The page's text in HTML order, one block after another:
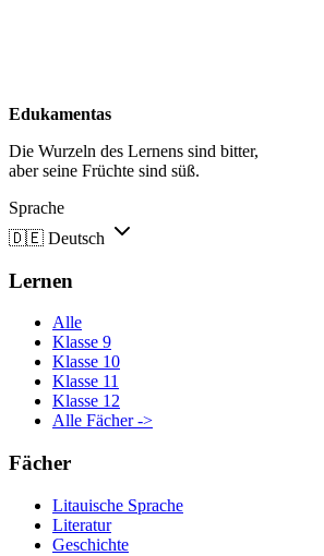
Edukamentas
Die Wurzeln des Lernens sind bitter,
aber seine Früchte sind süß.
Sprache
🇩🇪 Deutsch
Lernen
Alle
Klasse 9
Klasse 10
Klasse 11
Klasse 12
Alle Fächer ->
Fächer
Litauische Sprache
Literatur
Geschichte